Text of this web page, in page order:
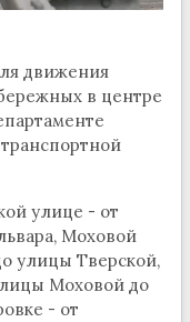
движения
в центре
улице - от
Моховой
улицы Тверской,
Моховой до
- от